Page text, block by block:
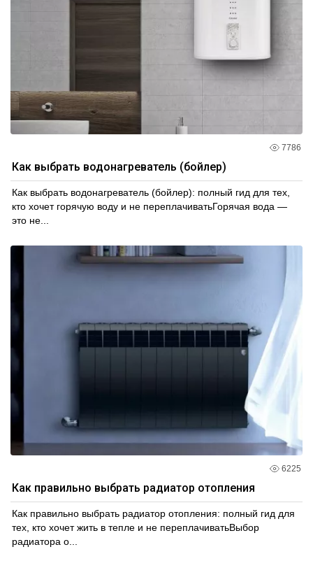
7786
Как выбрать водонагреватель (бойлер)
Как выбрать водонагреватель (бойлер): полный гид для тех,
кто хочет горячую воду и не переплачиватьГорячая вода —
это не...
6225
Как правильно выбрать радиатор отопления
Как правильно выбрать радиатор отопления: полный гид для
тех, кто хочет жить в тепле и не переплачиватьВыбор
радиатора о...